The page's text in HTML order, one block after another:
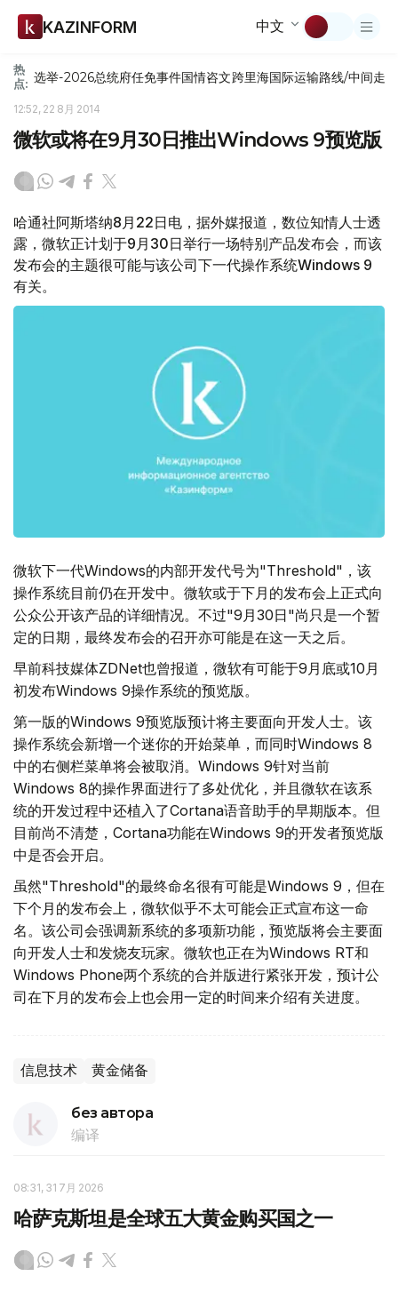
KAZINFORM 中文
热
点: 选举-2026总统府任免事件国情咨文跨里海国际运输路线/中间走廊
12:52, 22 8月 2014
微软或将在9月30日推出Windows 9预览版
哈通社阿斯塔纳8月22日电，据外媒报道，数位知情人士透
露，微软正计划于9月30日举行一场特别产品发布会，而该
发布会的主题很可能与该公司下一代操作系统Windows 9
有关。
微软下一代Windows的内部开发代号为"Threshold"，该
操作系统目前仍在开发中。微软或于下月的发布会上正式向
公众公开该产品的详细情况。不过"9月30日"尚只是一个暂
定的日期，最终发布会的召开亦可能是在这一天之后。
早前科技媒体ZDNet也曾报道，微软有可能于9月底或10月
初发布Windows 9操作系统的预览版。
第一版的Windows 9预览版预计将主要面向开发人士。该
操作系统会新增一个迷你的开始菜单，而同时Windows 8
中的右侧栏菜单将会被取消。Windows 9针对当前
Windows 8的操作界面进行了多处优化，并且微软在该系
统的开发过程中还植入了Cortana语音助手的早期版本。但
目前尚不清楚，Cortana功能在Windows 9的开发者预览版
中是否会开启。
虽然"Threshold"的最终命名很有可能是Windows 9，但在
下个月的发布会上，微软似乎不太可能会正式宣布这一命
名。该公司会强调新系统的多项新功能，预览版将会主要面
向开发人士和发烧友玩家。微软也正在为Windows RT和
Windows Phone两个系统的合并版进行紧张开发，预计公
司在下月的发布会上也会用一定的时间来介绍有关进度。
信息技术 黄金储备
без автора
编译
08:31, 31 7月 2026
哈萨克斯坦是全球五大黄金购买国之一